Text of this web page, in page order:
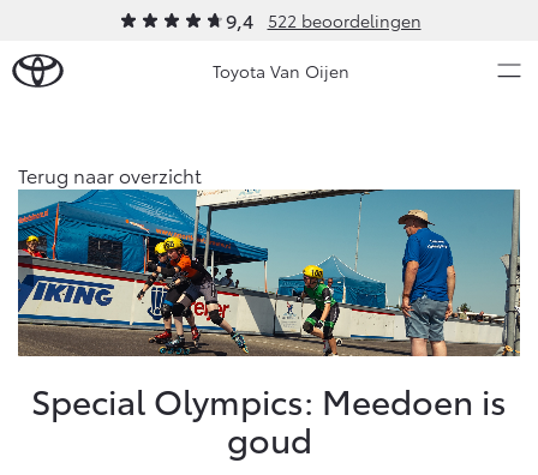
9,4 522 beoordelingen
Toyota Van Oijen
Ons bedrijf
Ons bedrijf
Historie
Verhuur
Contact en Route
Vacatures
Modellen
Aygo X
HYBRIDE
Yaris
HYBRIDE
Occasions
Terug naar overzicht
Special Olympics: Meedoen is
goud